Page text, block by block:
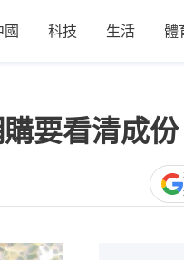
國 科技 生活 體
要看清成